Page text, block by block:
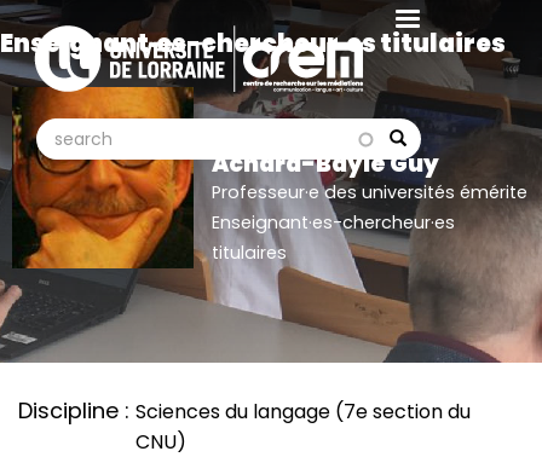
Aller
au
contenu
principal
Search
search search
Enseignant·es-chercheur·es titulaires
Achard-Bayle Guy
Professeur·e des universités émérite
Enseignant·es-chercheur·es
titulaires
Discipline
Sciences du langage (7e section du
CNU)